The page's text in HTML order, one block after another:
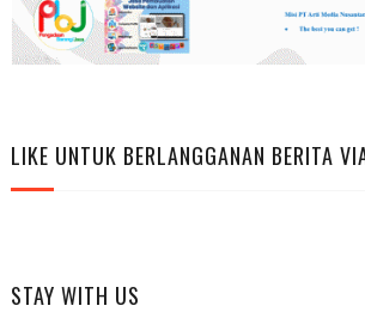
LIKE UNTUK BERLANGGANAN BERITA
STAY WITH US